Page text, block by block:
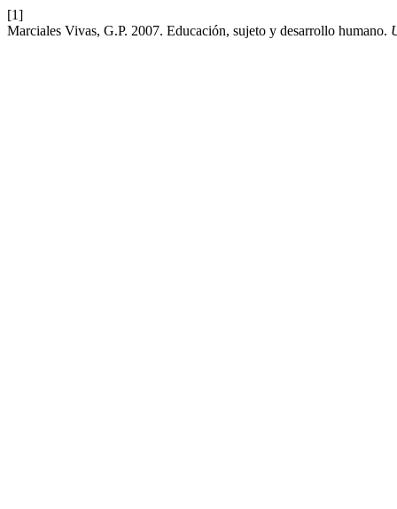
[1]
Marciales Vivas, G.P. 2007. Educación, sujeto y desarrollo humano.